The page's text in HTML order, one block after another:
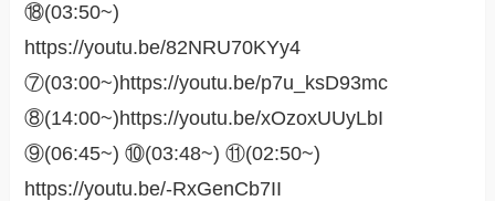
⑱(03:50~)
https://youtu.be/82NRU70KYy4
⑦(03:00~)https://youtu.be/p7u_ksD93mc
⑧(14:00~)https://youtu.be/xOzoxUUyLbI
⑨(06:45~) ⑩(03:48~) ⑪(02:50~)
https://youtu.be/-RxGenCb7II